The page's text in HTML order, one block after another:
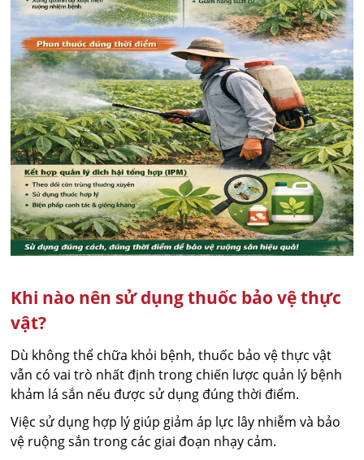
Khi nào nên sử dụng thuốc bảo vệ thực
vật?
Dù không thể chữa khỏi bệnh, thuốc bảo vệ thực vật
vẫn có vai trò nhất định trong chiến lược quản lý bệnh
khảm lá sắn nếu được sử dụng đúng thời điểm.
Việc sử dụng hợp lý giúp giảm áp lực lây nhiễm và bảo
vệ ruộng sắn trong các giai đoạn nhạy cảm.